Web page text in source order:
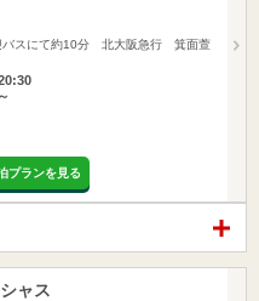
バスにて約10分 北大阪急行 箕面萱
プランを見る
ャス